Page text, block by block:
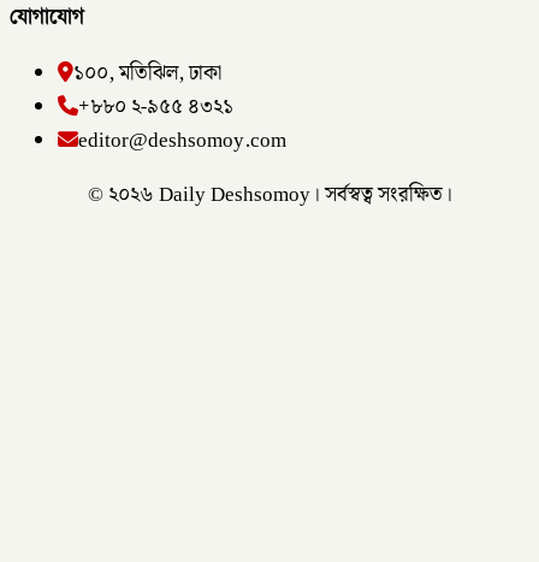
যোগাযোগ
১০০, মতিঝিল, ঢাকা
+৮৮০ ২-৯৫৫ ৪৩২১
editor@deshsomoy.com
© ২০২৬ Daily Deshsomoy। সর্বস্বত্ব সংরক্ষিত।